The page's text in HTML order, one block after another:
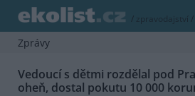
/ zpravodajství /
Zprávy
Vedoucí s dětmi rozdělal pod
oheň, dostal pokutu 10 000